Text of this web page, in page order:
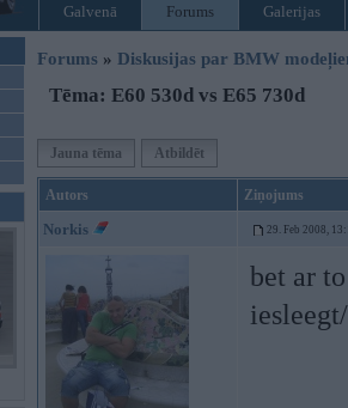
Galvenā Forums Galerijas
Forums » Diskusijas par BMW
Tēma: E60 530d vs E65 730d
Jauna tēma Atbildēt
Autors Ziņojums
Norkis 29. Feb 2008,
bet ar